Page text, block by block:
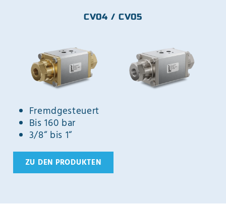
CV04 / CV05
Fremdgesteuert
Bis 160 bar
3/8“ bis 1“
ZU DEN PRODUKTEN